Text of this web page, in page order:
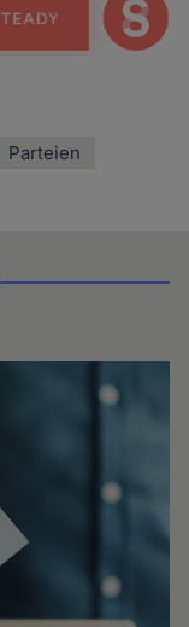
Parteien